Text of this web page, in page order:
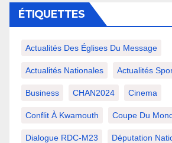
ÉTIQUETTES
Actualités Des Églises Du Message
Actualités Nationales Actualités
Business CHAN2024 Cinema
Conflit À Kwamouth Coupe Du
Dialogue RDC-M23 Députation